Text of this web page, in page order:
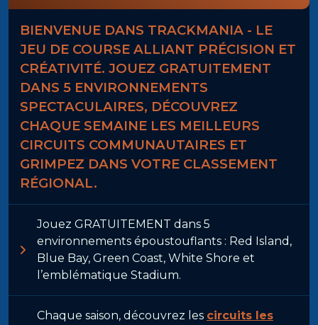
BIENVENUE DANS TRACKMANIA - LE
JEU DE COURSE ALLIANT PRÉCISION ET
CRÉATIVITÉ. JOUEZ GRATUITEMENT
DANS 5 ENVIRONNEMENTS
SPECTACULAIRES, DÉCOUVREZ
CHAQUE SEMAINE LES MEILLEURS
CIRCUITS COMMUNAUTAIRES ET
GRIMPEZ DANS VOTRE CLASSEMENT
RÉGIONAL.
Jouez GRATUITEMENT dans 5
environnements époustouflants : Red Island,
Blue Bay, Green Coast, White Shore et
l’emblématique Stadium.
Chaque saison, découvrez les circuits les